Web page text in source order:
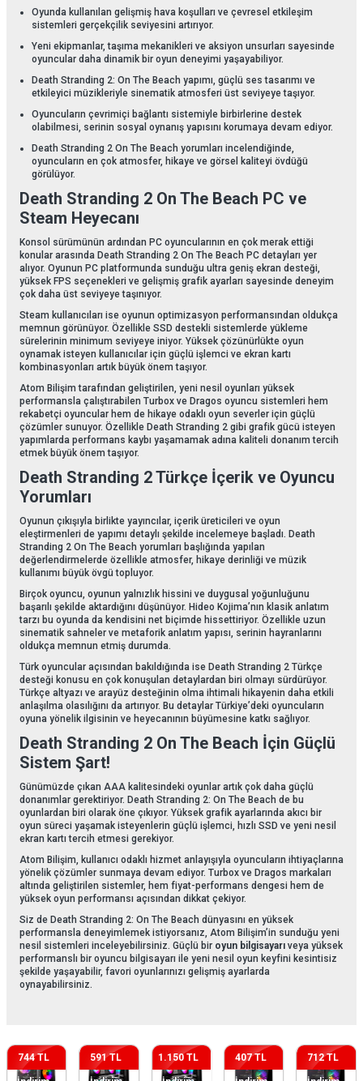
Oyunda kullanılan gelişmiş hava koşulları ve çevresel etkileşim
sistemleri gerçekçilik seviyesini artırıyor.
Yeni ekipmanlar, taşıma mekanikleri ve aksiyon unsurları sayesinde
oyuncular daha dinamik bir oyun deneyimi yaşayabiliyor.
Death Stranding 2: On The Beach yapımı, güçlü ses tasarımı ve
etkileyici müzikleriyle sinematik atmosferi üst seviyeye taşıyor.
Oyuncuların çevrimiçi bağlantı sistemiyle birbirlerine destek
olabilmesi, serinin sosyal oynanış yapısını korumaya devam ediyor.
Death Stranding 2 On The Beach yorumları incelendiğinde,
oyuncuların en çok atmosfer, hikaye ve görsel kaliteyi övdüğü
görülüyor.
Death Stranding 2 On The Beach PC ve
Steam Heyecanı
Konsol sürümünün ardından PC oyuncularının en çok merak ettiği
konular arasında Death Stranding 2 On The Beach PC detayları yer
alıyor. Oyunun PC platformunda sunduğu ultra geniş ekran desteği,
yüksek FPS seçenekleri ve gelişmiş grafik ayarları sayesinde deneyim
çok daha üst seviyeye taşınıyor.
Steam kullanıcıları ise oyunun optimizasyon performansından oldukça
memnun görünüyor. Özellikle SSD destekli sistemlerde yükleme
sürelerinin minimum seviyeye iniyor. Yüksek çözünürlükte oyun
oynamak isteyen kullanıcılar için güçlü işlemci ve ekran kartı
kombinasyonları artık büyük önem taşıyor.
Atom Bilişim tarafından geliştirilen, yeni nesil oyunları yüksek
performansla çalıştırabilen Turbox ve Dragos oyuncu sistemleri hem
rekabetçi oyuncular hem de hikaye odaklı oyun severler için güçlü
çözümler sunuyor. Özellikle Death Stranding 2 gibi grafik gücü isteyen
yapımlarda performans kaybı yaşamamak adına kaliteli donanım tercih
etmek büyük önem taşıyor.
Death Stranding 2 Türkçe İçerik ve Oyuncu
Yorumları
Oyunun çıkışıyla birlikte yayıncılar, içerik üreticileri ve oyun
eleştirmenleri de yapımı detaylı şekilde incelemeye başladı. Death
Stranding 2 On The Beach yorumları başlığında yapılan
değerlendirmelerde özellikle atmosfer, hikaye derinliği ve müzik
kullanımı büyük övgü topluyor.
Birçok oyuncu, oyunun yalnızlık hissini ve duygusal yoğunluğunu
başarılı şekilde aktardığını düşünüyor. Hideo Kojima’nın klasik anlatım
tarzı bu oyunda da kendisini net biçimde hissettiriyor. Özellikle uzun
sinematik sahneler ve metaforik anlatım yapısı, serinin hayranlarını
oldukça memnun etmiş durumda.
Türk oyuncular açısından bakıldığında ise Death Stranding 2 Türkçe
desteği konusu en çok konuşulan detaylardan biri olmayı sürdürüyor.
Türkçe altyazı ve arayüz desteğinin olma ihtimali hikayenin daha etkili
anlaşılma olasılığını da artırıyor. Bu detaylar Türkiye’deki oyuncuların
oyuna yönelik ilgisinin ve heyecanının büyümesine katkı sağlıyor.
Death Stranding 2 On The Beach İçin Güçlü
Sistem Şart!
Günümüzde çıkan AAA kalitesindeki oyunlar artık çok daha güçlü
donanımlar gerektiriyor. Death Stranding 2: On The Beach de bu
oyunlardan biri olarak öne çıkıyor. Yüksek grafik ayarlarında akıcı bir
oyun süreci yaşamak isteyenlerin güçlü işlemci, hızlı SSD ve yeni nesil
ekran kartı tercih etmesi gerekiyor.
Atom Bilişim, kullanıcı odaklı hizmet anlayışıyla oyuncuların ihtiyaçlarına
yönelik çözümler sunmaya devam ediyor. Turbox ve Dragos markaları
altında geliştirilen sistemler, hem fiyat-performans dengesi hem de
yüksek oyun performansı açısından dikkat çekiyor.
Siz de Death Stranding 2: On The Beach dünyasını en yüksek
performansla deneyimlemek istiyorsanız, Atom Bilişim’in sunduğu yeni
nesil sistemleri inceleyebilirsiniz. Güçlü bir oyun bilgisayarı veya yüksek
performanslı bir oyuncu bilgisayarı ile yeni nesil oyun keyfini kesintisiz
şekilde yaşayabilir, favori oyunlarınızı gelişmiş ayarlarda
oynayabilirsiniz.
744 TL 591 TL 1.150 TL 407 TL 712 TL